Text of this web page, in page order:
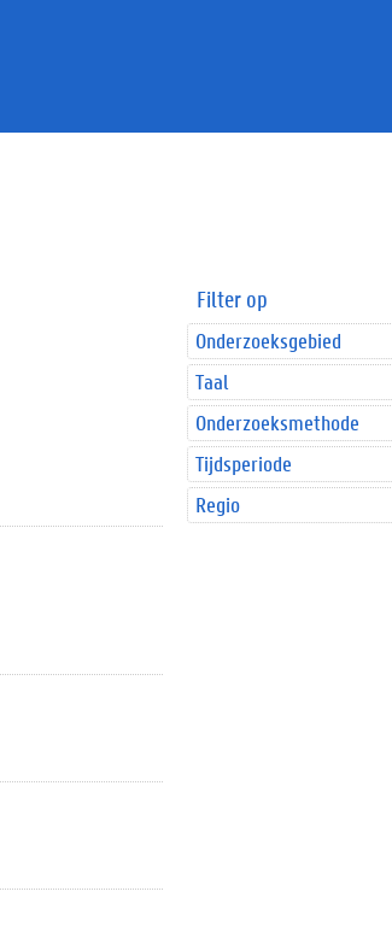
Filter op
Onderzoeksgebied
Taal
Onderzoeksmethode
Tijdsperiode
Regio